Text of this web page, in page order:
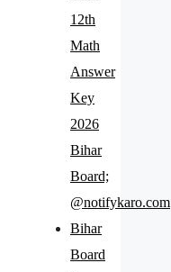
12th
Math
Answer
Key
2026
Bihar
Board;
@notifykaro.com
Bihar
Board